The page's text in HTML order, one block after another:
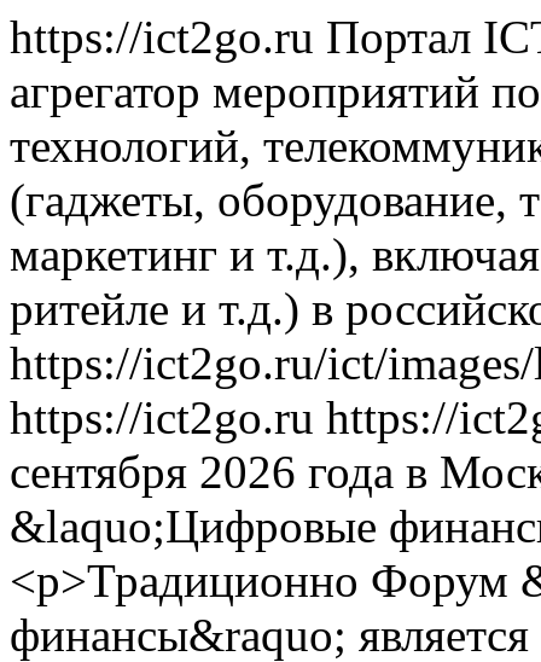
https://ict2go.ru Портал
агрегатор мероприятий
технологий,
(гаджеты, оборудование,
маркетинг и т.д.),
ритейле и т.д.) в
https://ict2go.ru/ict/
https://ict2go.ru https://
сентября 2026 года в
&laquo;Цифровые
<p>Традиционно Форум
финансы&raquo;